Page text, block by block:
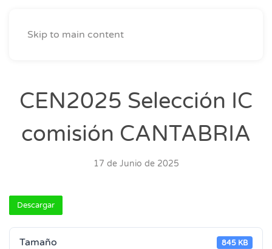
Skip to main content
CEN2025 Selección IC
comisión CANTABRIA
17 de Junio de 2025
Descargar
Tamaño 845 KB